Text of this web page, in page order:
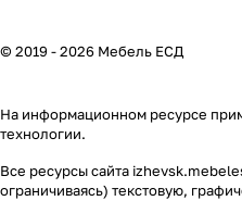
© 2019 - 2026 Мебель ЕСД
На информационном ресурсе
технологии.
Все ресурсы сайта
ограничиваясь) текстовую,